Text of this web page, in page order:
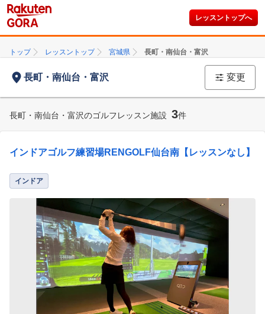
レッスントップへ
トップ レッスントップ 宮城県 長町・南仙台・富沢
長町・南仙台・富沢 変更
長町・南仙台・富沢のゴルフレッスン施設 3件
インドアゴルフ練習場RENGOLF仙台南【レッスンなし】
インドア